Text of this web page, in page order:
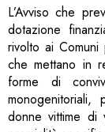
L’Avviso che
dotazione
rivolto ai
che mettano in
forme di
donne vittime di